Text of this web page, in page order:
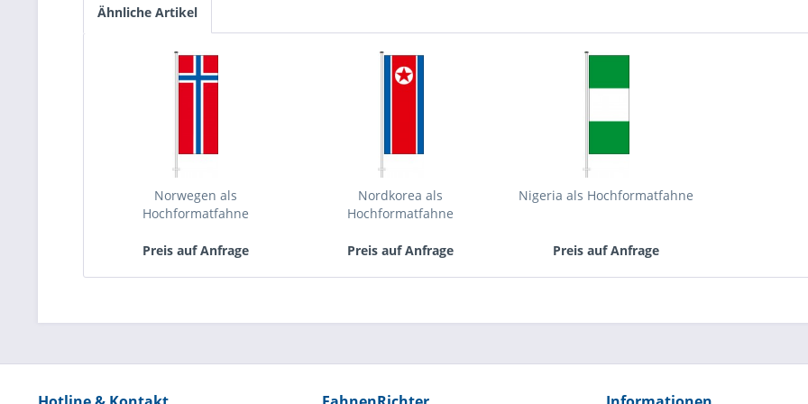
Ähnliche Artikel
Norwegen als
Hochformatfahne
Preis auf Anfrage
Nordkorea als
Hochformatfahne
Preis auf Anfrage
Nigeria als Hochformatfahne
Preis auf Anfrage